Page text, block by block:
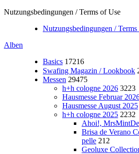
Nutzungsbedingungen / Terms of Use
Nutzungsbedingungen /
Alben
Basics 17216
Swafing Magazin / Lookbook
Messen 29475
h+h cologne 2026 3223
Hausmesse Februar
Hausmesse August 2025
h+h cologne 2025 2232
Ahoi!,
Brisa de Verano
pelle 212
Geoluxe